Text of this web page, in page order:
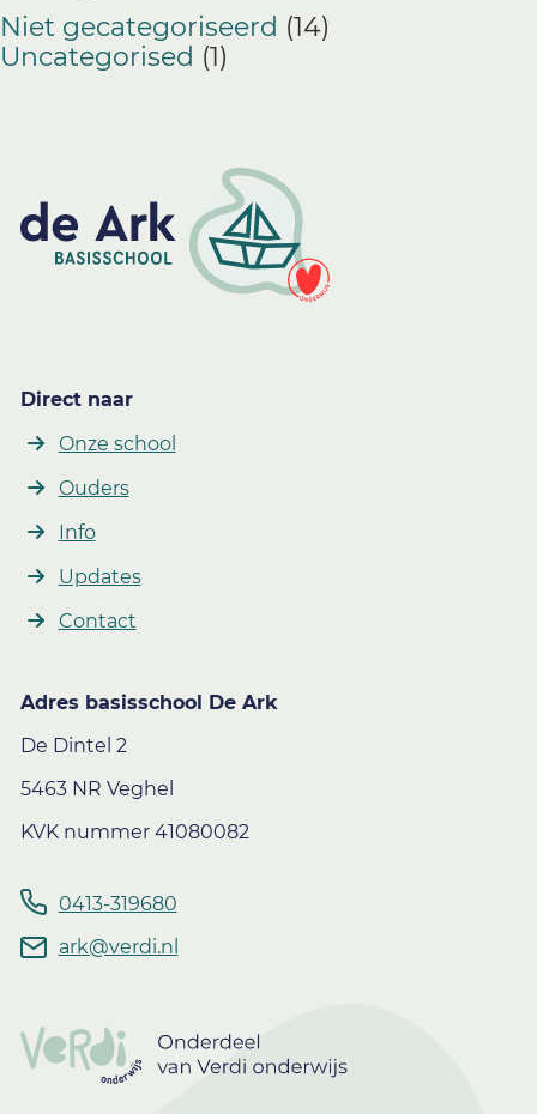
Niet gecategoriseerd (14)
Uncategorised (1)
Direct naar
Onze school
Ouders
Info
Updates
Contact
Adres basisschool De Ark
De Dintel 2
5463 NR Veghel
KVK nummer 41080082
0413-319680
ark@verdi.nl